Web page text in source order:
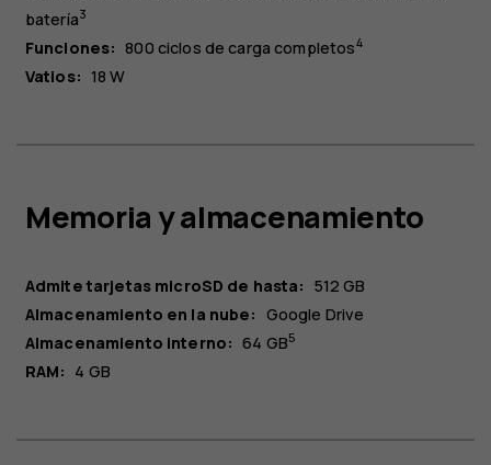
batería3
Funciones: 800 ciclos de carga completos4
Vatios: 18 W
Memoria y almacenamiento
Admite tarjetas microSD de hasta: 512 GB
Almacenamiento en la nube: Google Drive
Almacenamiento interno: 64 GB5
RAM: 4 GB